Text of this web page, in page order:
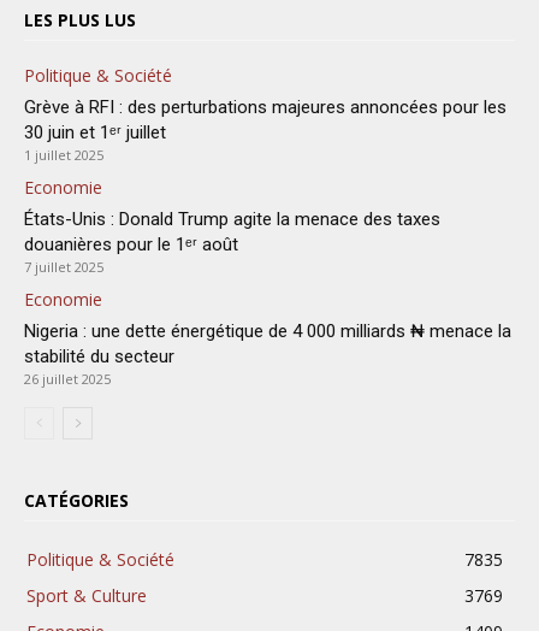
LES PLUS LUS
Politique & Société
Grève à RFI : des perturbations majeures annoncées pour les
30 juin et 1ᵉʳ juillet
1 juillet 2025
Economie
États-Unis : Donald Trump agite la menace des taxes
douanières pour le 1ᵉʳ août
7 juillet 2025
Economie
Nigeria : une dette énergétique de 4 000 milliards ₦ menace la
stabilité du secteur
26 juillet 2025
CATÉGORIES
Politique & Société
7835
Sport & Culture
3769